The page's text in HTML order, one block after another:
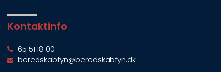
Kontaktinfo
65 51 18 00
beredskabfyn@beredskabfyn.dk